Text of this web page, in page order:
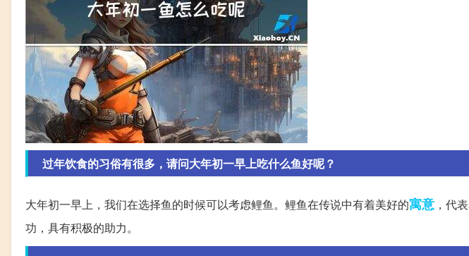
过年饮食的习俗有很多，请问大年初一早上吃什么鱼好呢？
大年初一早上，我们在选择鱼的时候可以考虑鲤鱼。鲤鱼在传说中有着美好的寓意 ，代
功，具有积极的助力。